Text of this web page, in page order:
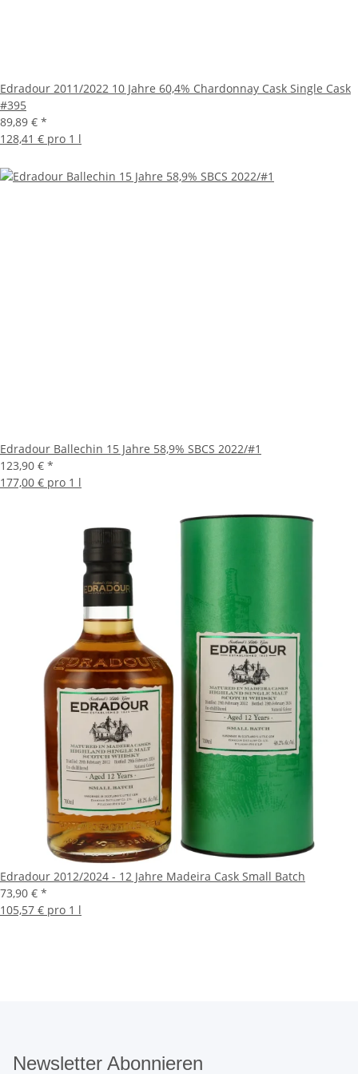
Edradour 2011/2022 10 Jahre 60,4% Chardonnay Cask Single Cask
#395
89,89 € *
128,41 € pro 1 l
Edradour Ballechin 15 Jahre 58,9% SBCS 2022/#1
123,90 € *
177,00 € pro 1 l
Edradour 2012/2024 - 12 Jahre Madeira Cask Small Batch
73,90 € *
105,57 € pro 1 l
Newsletter Abonnieren